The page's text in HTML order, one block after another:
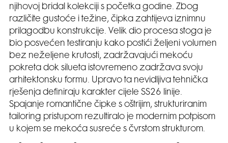
njihovoj bridal kolekciji s početka godine. Zbog
različite gustoće i težine, čipka zahtijeva iznimnu
prilagodbu konstrukcije. Velik dio procesa stoga je
bio posvećen testiranju kako postići željeni volumen
bez neželjene krutosti, zadržavajući mekoću
pokreta dok silueta istovremeno zadržava svoju
arhitektonsku formu. Upravo ta nevidljiva tehnička
rješenja definiraju karakter cijele SS26 linije.
Spajanje romantične čipke s oštrijim, strukturiranim
tailoring pristupom rezultiralo je modernim potpisom
u kojem se mekoća susreće s čvrstom strukturom.